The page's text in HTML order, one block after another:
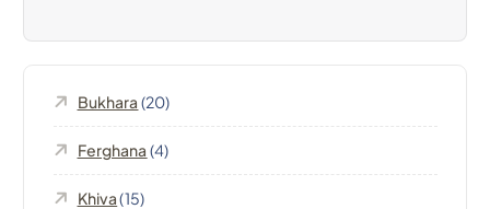
z
Bukhara (20)
Ferghana (4)
Khiva(15)